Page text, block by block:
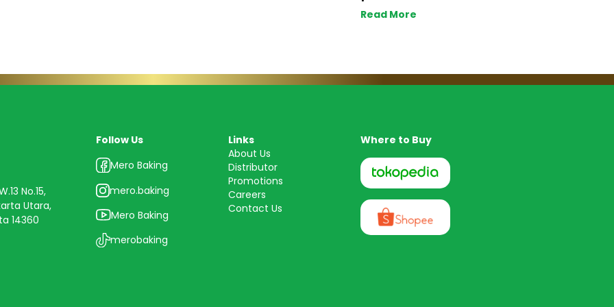
Read More
No.15,
Utara,
14360
Follow Us
Mero Baking
mero.baking
Mero Baking
merobaking
Links
About Us
Distributor
Promotions
Careers
Contact Us
Where to Buy